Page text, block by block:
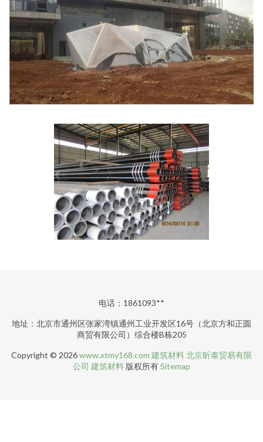
电话：1861093**
地址：北京市通州区张家湾镇通州工业开发区16号（北京方和正圆
商贸有限公司）综合楼B栋205
Copyright © 2026www.xtmy168.com 建筑材料北京昕泰贸易有限
公司 建筑材料 版权所有Sitemap